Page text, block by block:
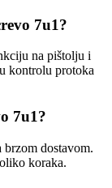
7u1?
na pištolju i
kontrolu protoka
7u1?
dostavom.
koraka.